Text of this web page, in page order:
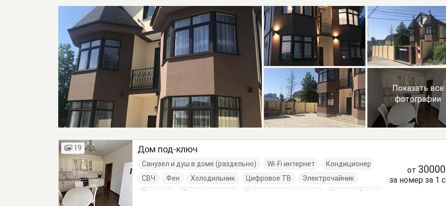
Показать все
фотографии
19 Дом под-ключ
Санузел и душ в доме (раздельно) Wi-Fi интернет
Кондиционер
СВЧ
Фен Холодильник Цифровое ТВ
Электрочайник
Вешалка
Диван-кровать Кровати двуспальные
Кухонный стол
от
за номер за 1